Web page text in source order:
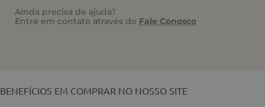
Ainda precisa de ajuda?
Entre em contato através do Fale Conosco
BENEFÍCIOS EM COMPRAR NO NOSSO SITE